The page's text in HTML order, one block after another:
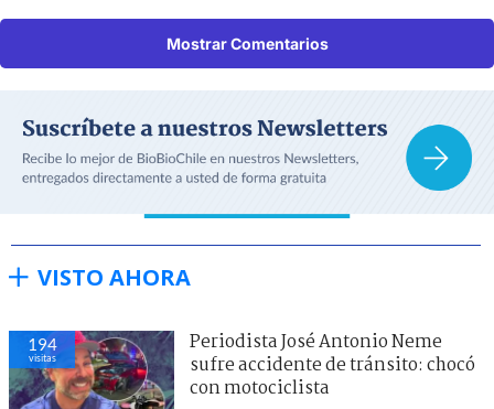
Mostrar Comentarios
VISTO AHORA
194
visitas
Periodista José Antonio Neme
sufre accidente de tránsito: chocó
con motociclista